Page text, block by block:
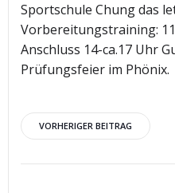
Sportschule Chung das
Vorbereitungstraining:
Anschluss 14-ca.17 Uhr
Prüfungsfeier im Phönix.
VORHERIGER BEITRAG